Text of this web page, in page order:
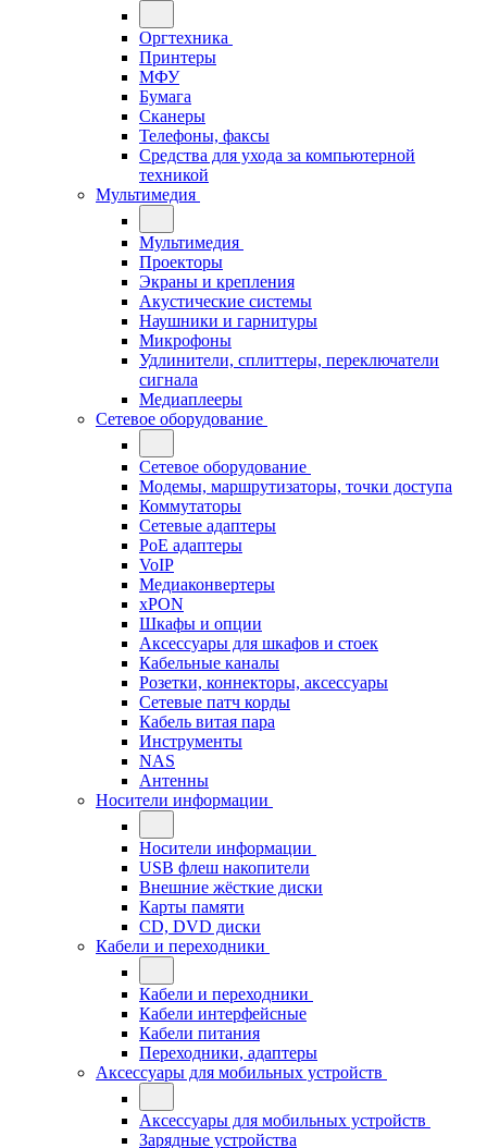
Оргтехника
Принтеры
МФУ
Бумага
Сканеры
Телефоны, факсы
Средства для ухода за компьютерной
техникой
Мультимедия
Мультимедия
Проекторы
Экраны и крепления
Акустические системы
Наушники и гарнитуры
Микрофоны
Удлинители, сплиттеры, переключатели
сигнала
Медиаплееры
Сетевое оборудование
Сетевое оборудование
Модемы, маршрутизаторы, точки доступа
Коммутаторы
Сетевые адаптеры
PoE адаптеры
VoIP
Медиаконвертеры
xPON
Шкафы и опции
Аксессуары для шкафов и стоек
Кабельные каналы
Розетки, коннекторы, аксессуары
Сетевые патч корды
Кабель витая пара
Инструменты
NAS
Антенны
Носители информации
Носители информации
USB флеш накопители
Внешние жёсткие диски
Карты памяти
CD, DVD диски
Кабели и переходники
Кабели и переходники
Кабели интерфейсные
Кабели питания
Переходники, адаптеры
Аксессуары для мобильных устройств
Аксессуары для мобильных устройств
Зарядные устройства